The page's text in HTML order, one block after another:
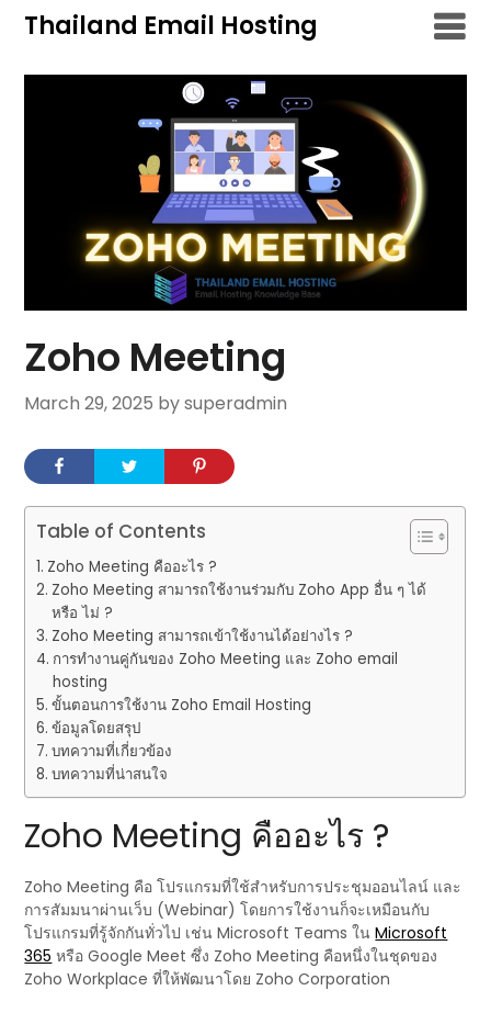
Skip
content
Thailand Email Hosting
Zoho Meeting
March 29, 2025 by superadmin
Table of Contents
Zoho Meeting คืออะไร ?
Zoho Meeting สามารถใช้งานร่วมกับ Zoho App อื่น ๆ ได้
หรือ ไม่ ?
Zoho Meeting สามารถเข้าใช้งานได้อย่างไร ?
การทำงานคู่กันของ Zoho Meeting และ Zoho email
hosting
ขั้นตอนการใช้งาน Zoho Email Hosting
ข้อมูลโดยสรุป
บทความที่เกี่ยวข้อง
บทความที่น่าสนใจ
Zoho Meeting คืออะไร ?
Zoho Meeting คือ โปรแกรมที่ใช้สำหรับการประชุมออนไลน์ และ
การสัมมนาผ่านเว็บ (Webinar) โดยการใช้งานก็จะเหมือนกับ
โปรแกรมที่รู้จักกันทั่วไป เช่น Microsoft Teams ในMicrosoft
365 หรือ Google Meet ซึ่ง Zoho Meeting คือหนึ่งในชุดของ
Zoho Workplace ที่ให้พัฒนาโดย Zoho Corporation